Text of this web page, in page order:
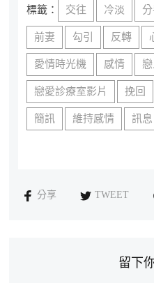
標籤： 交往 冷淡
前妻 勾引 反轉
愛情時光機 感情
戀愛診療室影片 挽回
簡訊 維持感情 訊息
分享 TWEET
留下